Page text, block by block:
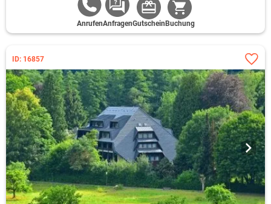
AnrufenAnfragenGutschein Buchung
ID: 16857